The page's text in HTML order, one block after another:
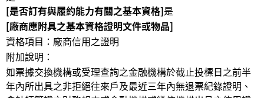
[是否訂有與履約能力有關之基本資格]是
[廠商應附具之基本資格證明文件或物品]
資格項目：廠商信用之證明
附加說明：
如票據交換機構或受理查詢之金融機構於截止投標日之前半
年內所出具之非拒絕往來戶及最近三年內無退票紀錄證明、